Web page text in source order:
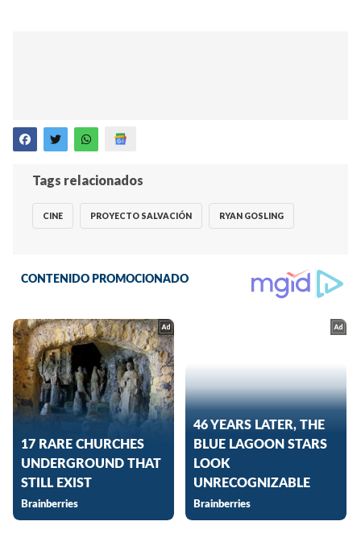
Tags relacionados
CINE PROYECTO SALVACIÓN RYAN GOSLING